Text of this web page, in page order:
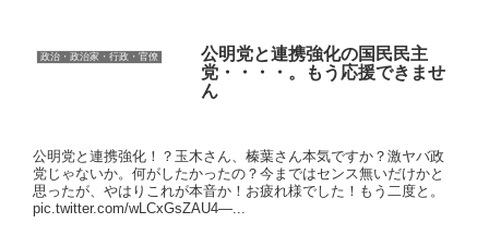
政治・政治家・行政・官僚
公明党と連携強化の国民民主
党・・・・。もう応援できませ
ん
公明党と連携強化！？玉木さん、榛葉さん本気ですか？激ヤバ政
党じゃないか。何がしたかったの？今まではセンス無いだけかと
思ったが、やはりこれが本音か！お疲れ様でした！もう二度と。
pic.twitter.com/wLCxGsZAU4—...